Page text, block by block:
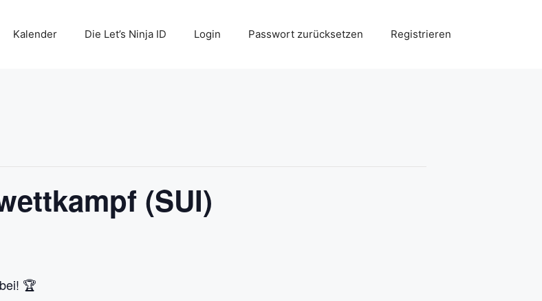
Kalender Die Let’s Ninja ID Login Passwort zurücksetzen Registrieren
(SUI)
🏆